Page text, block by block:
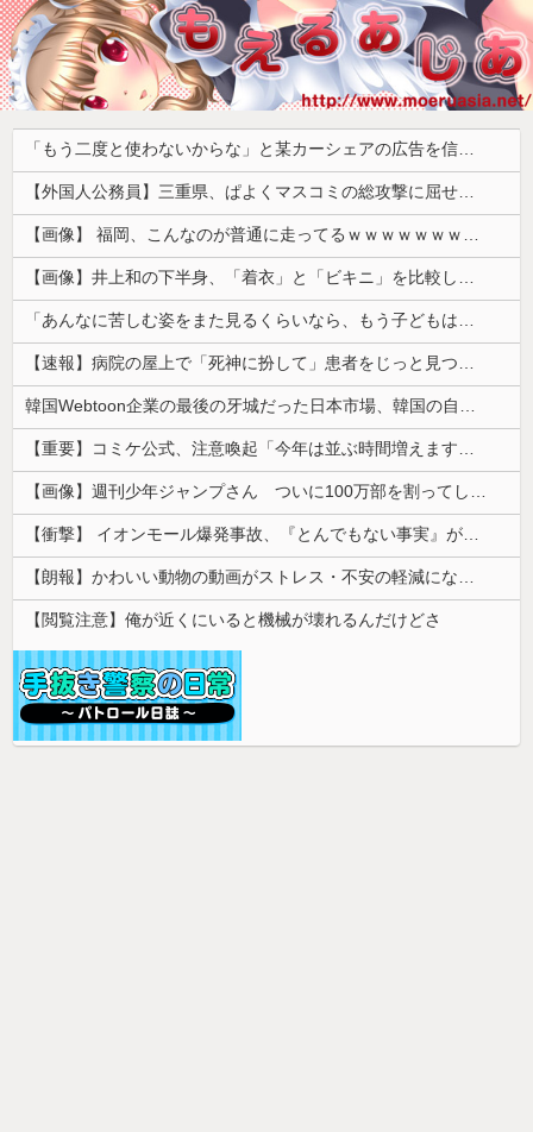
「もう二度と使わないからな」と某カーシェアの広告を信じた人が絶叫、船が遅れたからバスが無くなって困ってたりこの看板が…
【外国人公務員】三重県、ぱよくマスコミの総攻撃に屈せず！「県民対象アンケート『外国人の職員採用を続けるべきか』は差別に該当しない」結果を公表する方針
【画像】 福岡、こんなのが普通に走ってるｗｗｗｗｗｗｗｗｗｗｗｗｗｗｗｗ
【画像】井上和の下半身、「着衣」と「ビキニ」を比較した結果wwwwww
「あんなに苦しむ姿をまた見るくらいなら、もう子どもはいらない」跡継ぎのために離婚までした皇帝が、難産の場で下した命令
【速報】病院の屋上で「死神に扮して」患者をじっと見つめていた男性を逮捕
韓国Webtoon企業の最後の牙城だった日本市場、韓国の自慢の種だった某アプリが遂に……
【重要】コミケ公式、注意喚起「今年は並ぶ時間増えます。移動距離も伸びます。」
【画像】週刊少年ジャンプさん ついに100万部を割ってしまう。何故ジャンプは読まれなくなったのか
【衝撃】 イオンモール爆発事故、『とんでもない事実』が判明してしまう・・・・・・
【朗報】かわいい動物の動画がストレス・不安の軽減になる可能性。英大学の研究で実証
【閲覧注意】俺が近くにいると機械が壊れるんだけどさ